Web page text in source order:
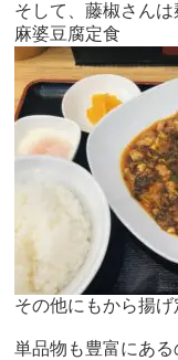
そして、藤椒さん
麻婆豆腐定食
その他にもから揚
単品物も豊富にあ